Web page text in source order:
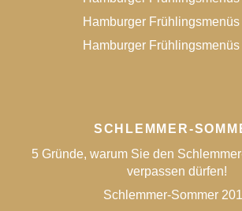
Hamburger
Hamburger Frühlingsmenüs
SCHLEMMER-
5 Gründe, warum Sie den
verpassen dürfen!
Schlemmer-Sommer